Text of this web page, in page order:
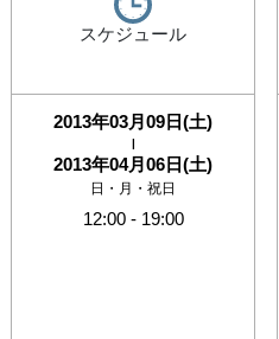
スケジュール
2013年03月09日(土)
|
2013年04月06日(土)
日・月・祝日
12:00- 19:00